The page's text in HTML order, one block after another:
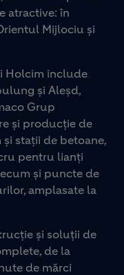
atractive: în
Mijlociu și
Holcim include
și Aleșd,
Grup
și producție de
stații de betoane,
pentru lianți
și puncte de
amplasate la
și soluții de
de la
de mărci